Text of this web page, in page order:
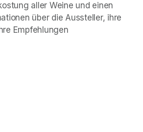
aller Weine und einen
über die Aussteller, ihre
Empfehlungen